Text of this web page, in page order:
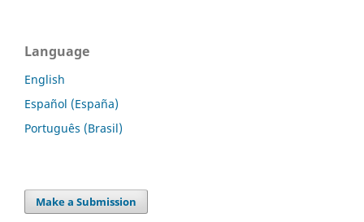
Language
English
Español (España)
Português (Brasil)
Make a Submission